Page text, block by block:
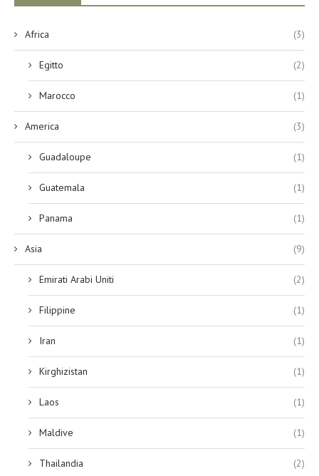
Africa (3)
Egitto (2)
Marocco (1)
America (3)
Guadaloupe (1)
Guatemala (1)
Panama (1)
Asia (9)
Emirati Arabi Uniti (2)
Filippine (1)
Iran (1)
Kirghizistan (1)
Laos (1)
Maldive (1)
Thailandia (2)